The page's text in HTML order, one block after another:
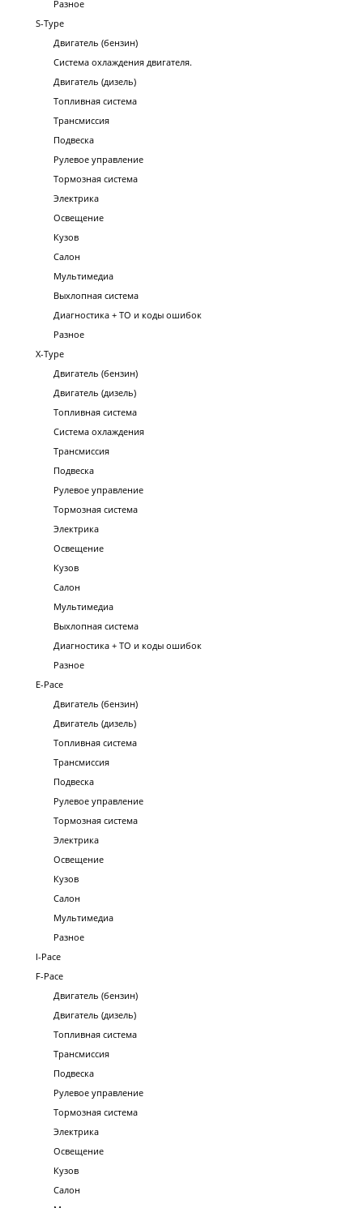
Разное
S-Type
Двигатель (бензин)
Система охлаждения двигателя.
Двигатель (дизель)
Топливная система
Трансмиссия
Подвеска
Рулевое управление
Тормозная система
Электрика
Освещение
Кузов
Салон
Мультимедиа
Выхлопная система
Диагностика + ТО и коды ошибок
Разное
X-Type
Двигатель (бензин)
Двигатель (дизель)
Топливная система
Система охлаждения
Трансмиссия
Подвеска
Рулевое управление
Тормозная система
Электрика
Освещение
Кузов
Салон
Мультимедиа
Выхлопная система
Диагностика + ТО и коды ошибок
Разное
E-Pace
Двигатель (бензин)
Двигатель (дизель)
Топливная система
Трансмиссия
Подвеска
Рулевое управление
Тормозная система
Электрика
Освещение
Кузов
Салон
Мультимедиа
Разное
I-Pace
F-Pace
Двигатель (бензин)
Двигатель (дизель)
Топливная система
Трансмиссия
Подвеска
Рулевое управление
Тормозная система
Электрика
Освещение
Кузов
Салон